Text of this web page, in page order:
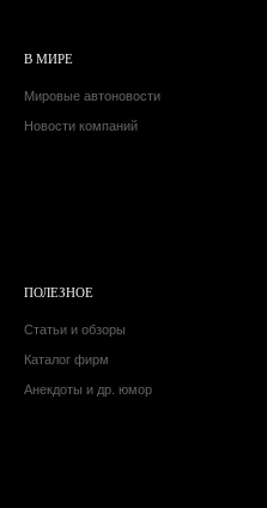
В МИРЕ
Мировые автоновости
Новости компаний
ПОЛЕЗНОЕ
Статьи и обзоры
Каталог фирм
Анекдоты и др. юмор